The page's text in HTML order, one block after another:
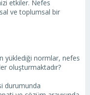
etkiler. Nefes
ve toplumsal bir
yüklediği normlar, nefes
oluşturmaktadır?
durumunda